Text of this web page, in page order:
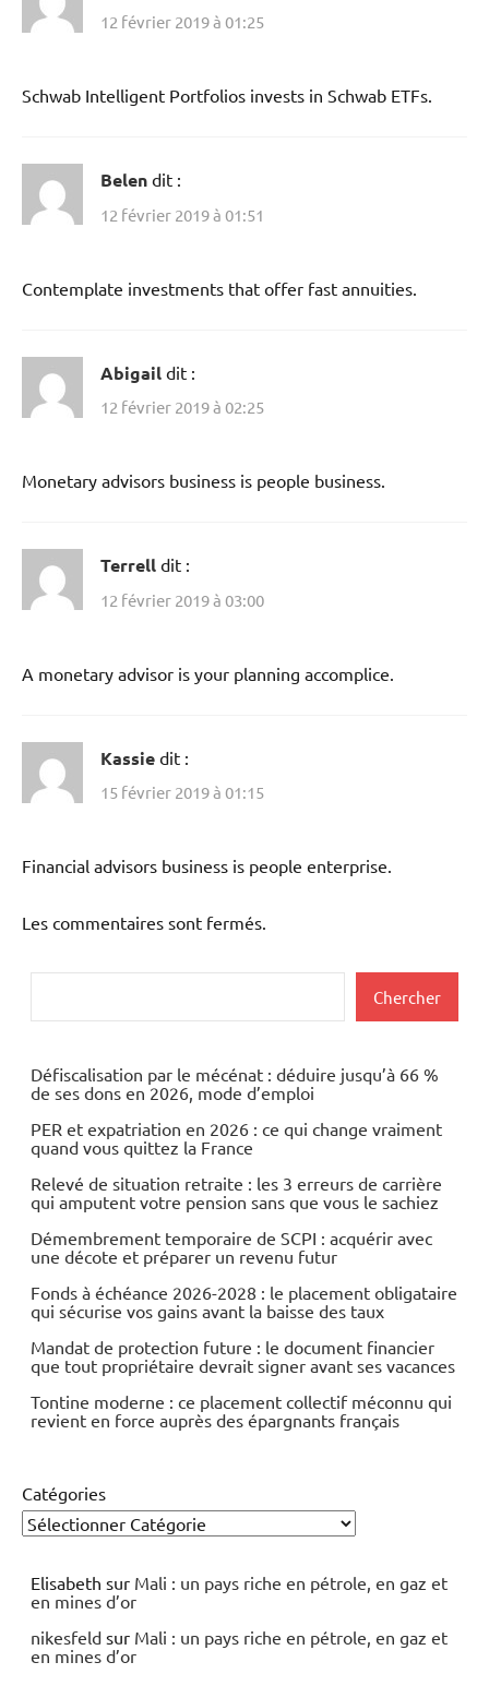
12 février 2019 à 01:25
Schwab Intelligent Portfolios invests in Schwab ETFs.
Belen dit :
12 février 2019 à 01:51
Contemplate investments that offer fast annuities.
Abigail dit :
12 février 2019 à 02:25
Monetary advisors business is people business.
Terrell dit :
12 février 2019 à 03:00
A monetary advisor is your planning accomplice.
Kassie dit :
15 février 2019 à 01:15
Financial advisors business is people enterprise.
Les commentaires sont fermés.
Chercher
Défiscalisation par le mécénat : déduire jusqu’à 66 %
de ses dons en 2026, mode d’emploi
PER et expatriation en 2026 : ce qui change vraiment
quand vous quittez la France
Relevé de situation retraite : les 3 erreurs de carrière
qui amputent votre pension sans que vous le sachiez
Démembrement temporaire de SCPI : acquérir avec
une décote et préparer un revenu futur
Fonds à échéance 2026-2028 : le placement obligataire
qui sécurise vos gains avant la baisse des taux
Mandat de protection future : le document financier
que tout propriétaire devrait signer avant ses vacances
Tontine moderne : ce placement collectif méconnu qui
revient en force auprès des épargnants français
Catégories
Elisabeth sur Mali : un pays riche en pétrole, en gaz et
en mines d’or
nikesfeld sur Mali : un pays riche en pétrole, en gaz et
en mines d’or